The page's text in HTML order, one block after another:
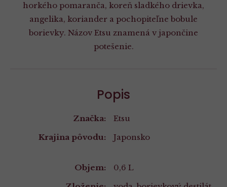
horkého pomaranča, koreň sladkého drievka,
angelika, koriander a pochopiteľne bobule
borievky. Názov Etsu znamená v japončine
potešenie.
Popis
Značka:
Etsu
Krajina pôvodu:
Japonsko
Objem:
0,6 L